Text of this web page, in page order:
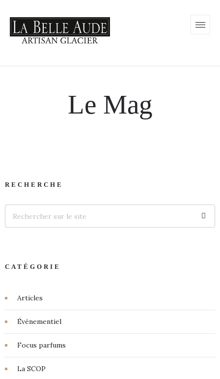
Le Mag
RECHERCHE
CATÉGORIE
Articles
Événementiel
Focus parfums
La SCOP